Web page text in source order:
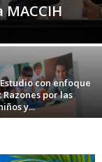
con enfoque
por las
y...